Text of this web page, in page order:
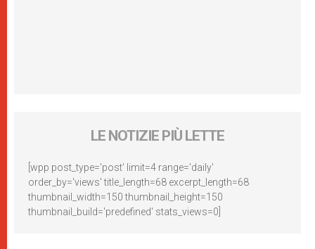
LE NOTIZIE PIÙ LETTE
[wpp post_type='post' limit=4 range='daily'
order_by='views' title_length=68 excerpt_length=68
thumbnail_width=150 thumbnail_height=150
thumbnail_build='predefined' stats_views=0]